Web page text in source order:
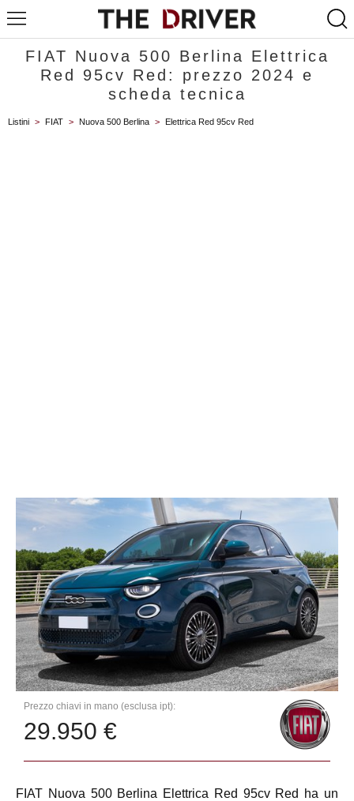
FIAT Nuova 500 Berlina Elettrica
Red 95cv Red: prezzo 2024 e
scheda tecnica
Listini > FIAT > Nuova 500 Berlina > Elettrica Red 95cv Red
Prezzo chiavi in mano (esclusa ipt):
29.950 €
FIAT Nuova 500 Berlina Elettrica Red 95cv Red ha un